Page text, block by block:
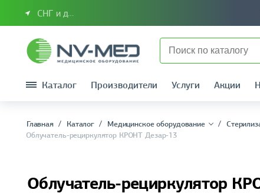
СНГ и другие страны
Каталог Производители Услуги Акции
Главная Каталог Медицинское оборудование
Облучатель-рециркулятор КРОНТ Дезар-13
Облучатель-рециркулятор